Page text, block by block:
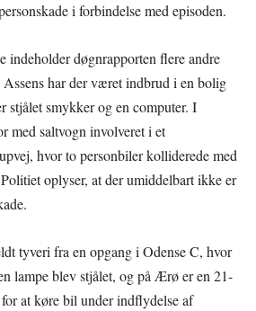
i forbindelse med episoden.
indeholder døgnrapporten flere andre
har der været indbrud i en bolig
stjålet smykker og en computer. I
med saltvogn involveret i et
hvor to personbiler kolliderede med
oplyser, at der umiddelbart ikke er
tyveri fra en opgang i Odense C, hvor
lampe blev stjålet, og på Ærø er en 21-
at køre bil under indflydelse af